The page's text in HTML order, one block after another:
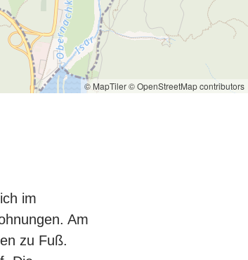
© MapTiler© OpenStreetMap contributors
im
Am
zu Fuß.